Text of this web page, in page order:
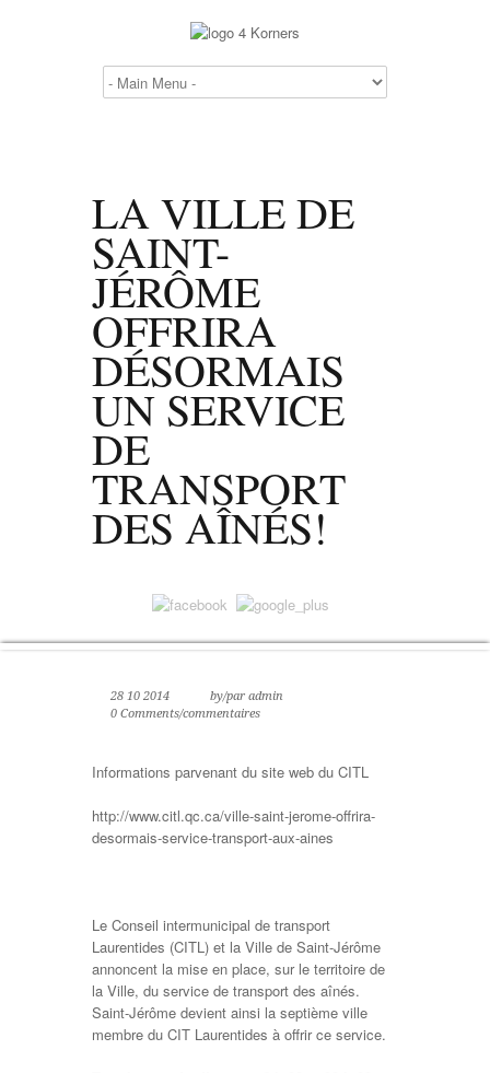
LA VILLE DE
SAINT-
JÉRÔME
OFFRIRA
DÉSORMAIS
UN SERVICE
DE
TRANSPORT
DES AÎNÉS!
28 10 2014
by/par admin
0 Comments/commentaires
Informations parvenant du site web du CITL
http://www.citl.qc.ca/ville-saint-jerome-offrira-
desormais-service-transport-aux-aines
Le Conseil intermunicipal de transport
Laurentides (CITL) et la Ville de Saint-Jérôme
annoncent la mise en place, sur le territoire de
la Ville, du service de transport des aînés.
Saint-Jérôme devient ainsi la septième ville
membre du CIT Laurentides à offrir ce service.